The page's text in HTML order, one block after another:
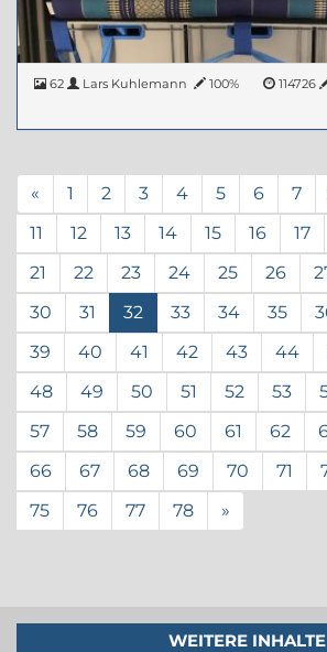
62 Lars Kuhlemann 100% 114726
« 1 2 3 4 5 6 7
11
12 13 14 15 16 17
21
22 23 24 25 26
30
31 32 33 34 35
39
40 41 42 43 44
48
49 50 51 52 53
57
58 59 60 61 62
66
67 68 69 70 71
75
76 77 78 »
WEITERE INHALTE